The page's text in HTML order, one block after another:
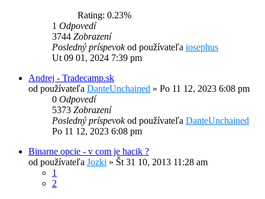
Rating: 0.23%
1 Odpovedí
3744 Zobrazení
Posledný príspevokod používateľa iosephus
Ut 09 01, 2024 7:39 pm
Andrej - Tradecamp.sk
od používateľa DanteUnchained » Po 11 12, 2023 6:08 pm
0 Odpovedí
5373 Zobrazení
Posledný príspevokod používateľa DanteUnchained
Po 11 12, 2023 6:08 pm
Binarne opcie - v com je hacik ?
od používateľa Jozki » Št 31 10, 2013 11:28 am
1
2